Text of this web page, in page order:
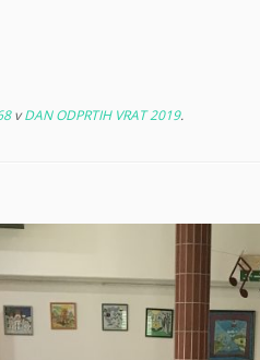
vDAN ODPRTIH VRAT 2019.